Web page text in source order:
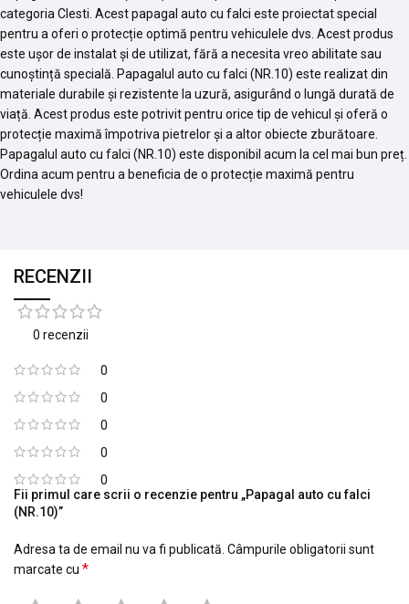
categoria Clesti. Acest papagal auto cu falci este proiectat special
pentru a oferi o protecție optimă pentru vehiculele dvs. Acest produs
este ușor de instalat și de utilizat, fără a necesita vreo abilitate sau
cunoștință specială. Papagalul auto cu falci (NR.10) este realizat din
materiale durabile și rezistente la uzură, asigurând o lungă durată de
viață. Acest produs este potrivit pentru orice tip de vehicul și oferă o
protecție maximă împotriva pietrelor și a altor obiecte zburătoare.
Papagalul auto cu falci (NR.10) este disponibil acum la cel mai bun preț.
Ordina acum pentru a beneficia de o protecție maximă pentru
vehiculele dvs!
RECENZII
0 recenzii
0
0
0
0
0
Fii primul care scrii o recenzie pentru „Papagal auto cu falci
(NR.10)”
Adresa ta de email nu va fi publicată. Câmpurile obligatorii sunt
marcate cu *